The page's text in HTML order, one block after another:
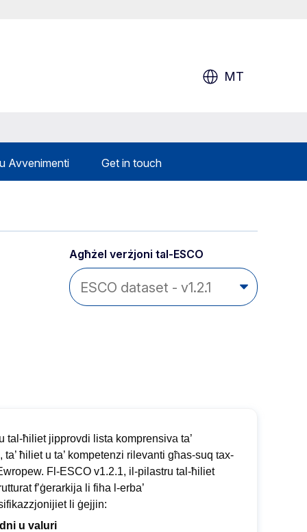
MT
Avvenimenti Get in touch
Agħżel verżjoni tal-ESCO
tal-ħiliet jipprovdi lista komprensiva ta’
ta’ ħiliet u ta’ kompetenzi rilevanti għas-suq tax-
Fl-ESCO v1.2.1, il-pilastru tal-ħiliet
f’ġerarkija li fiha l-erba’
li ġejjin:
u valuri